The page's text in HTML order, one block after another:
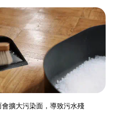
擴大污染面，導致污水殘